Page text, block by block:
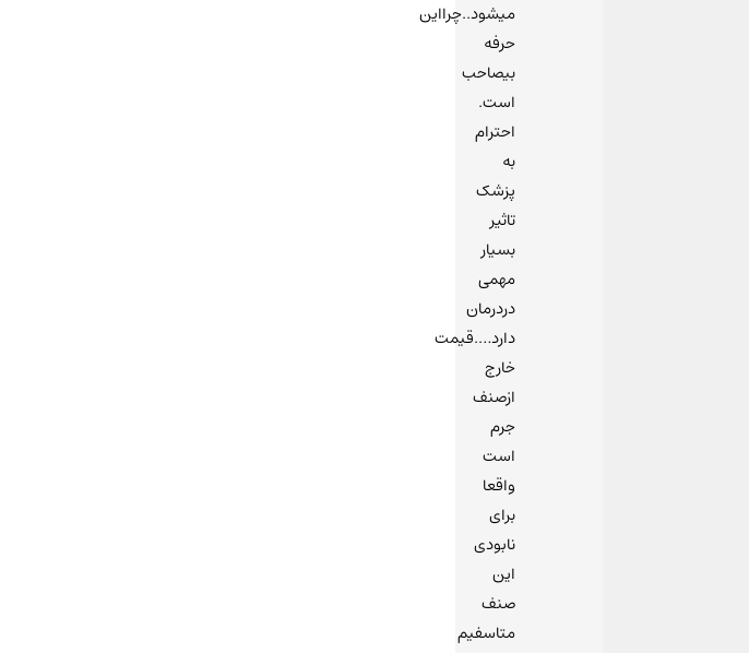
میشود..چرااین
حرفه
بیصاحب
است.
احترام
به
پزشک
تاثیر
بسیار
مهمی
دردرمان
دارد….قیمت
خارج
ازصنف
جرم
است
واقعا
برای
نابودی
این
صنف
متاسفیم